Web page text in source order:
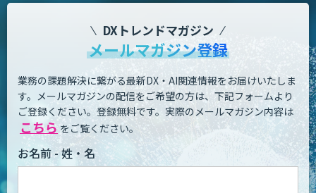
DXトレンドマガジン
メールマガジン登録
業務の課題解決に繋がる最新DX・AI関連情報をお届けいたしま
す。 メールマガジンの配信をご希望の方は、下記フォームより
ご登録ください。登録無料です。 実際のメールマガジン内容は
こちら をご覧ください。
お名前 - 姓・名